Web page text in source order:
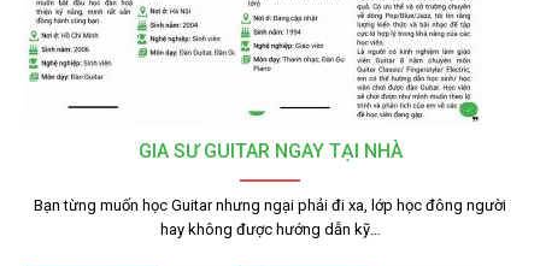
GIA SƯ GUITAR NGAY TẠI NHÀ
Bạn từng muốn học Guitar nhưng ngại phải đi xa, lớp học đông người
hay không được hướng dẫn kỹ…